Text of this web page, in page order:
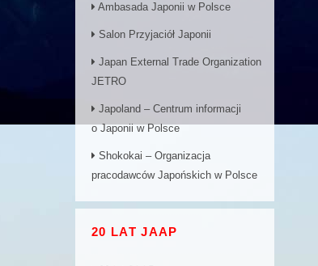
Ambasada Japonii w Polsce
Salon Przyjaciół Japonii
Japan External Trade Organization
JETRO
Japoland – Centrum informacji
o Japonii w Polsce
Shokokai – Organizacja
pracodawców Japońskich w Polsce
20 LAT JAAP